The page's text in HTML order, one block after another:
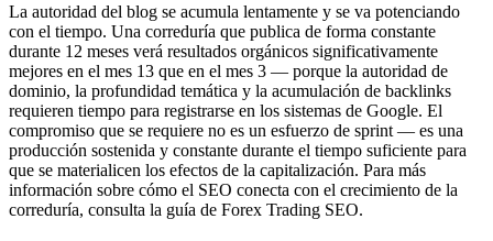
La autoridad del blog se acumula lentamente y se va potenciando
con el tiempo. Una correduría que publica de forma constante
durante 12 meses verá resultados orgánicos significativamente
mejores en el mes 13 que en el mes 3 — porque la autoridad de
dominio, la profundidad temática y la acumulación de backlinks
requieren tiempo para registrarse en los sistemas de Google. El
compromiso que se requiere no es un esfuerzo de sprint — es una
producción sostenida y constante durante el tiempo suficiente para
que se materialicen los efectos de la capitalización. Para más
información sobre cómo el SEO conecta con el crecimiento de la
correduría, consulta la guía de Forex Trading SEO.